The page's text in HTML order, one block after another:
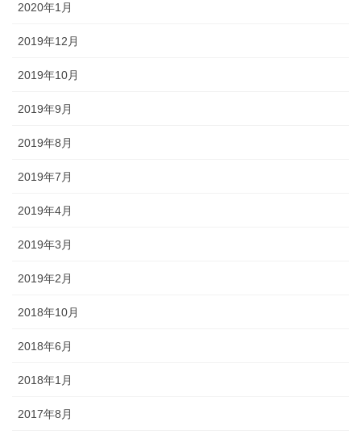
2020年1月
2019年12月
2019年10月
2019年9月
2019年8月
2019年7月
2019年4月
2019年3月
2019年2月
2018年10月
2018年6月
2018年1月
2017年8月